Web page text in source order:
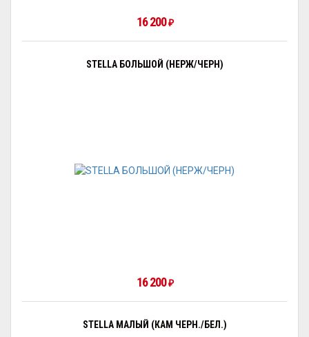
16 200₽
STELLA БОЛЬШОЙ (НЕРЖ/ЧЕРН)
16 200₽
STELLA МАЛЫЙ (КАМ ЧЕРН./БЕЛ.)